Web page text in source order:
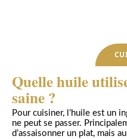
Quelle huile
saine ?
Pour cuisiner, l’huile est un
ne peut se passer.
d’assaisonner un plat, mais